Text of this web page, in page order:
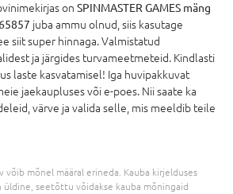
on SPINMASTER GAMES mäng
juba ammu olnud, siis kasutage
siit super hinnaga. Valmistatud
ja järgides turvameetmeteid. Kindlasti
laste kasvatamisel! Iga huvipakkuvat
jaekaupluses või e-poes. Nii saate ka
värve ja valida selle, mis meeldib teile
võib mõnel määral erineda. Kauba kirjelduses
seetõttu võidakse kauba mõningaid